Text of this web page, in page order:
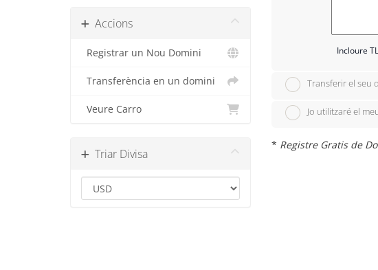
Accions
Registrar un Nou Domini
Transferència en un domini
Veure Carro
Triar Divisa
Incloure
Transferir el seu
Jo utilitzaré el
* Registre Gratis de